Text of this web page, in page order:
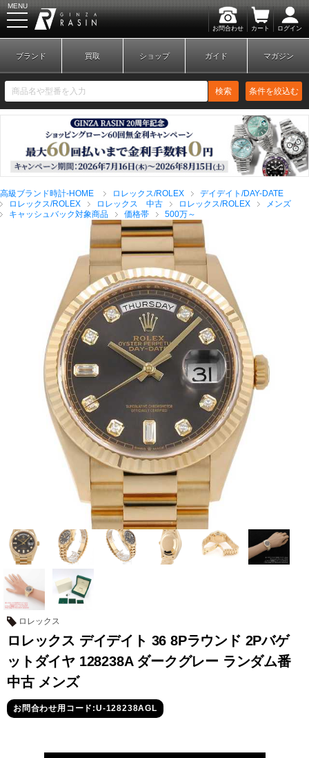
お問合わせ カート ログイン
MENU
新規会員登録 ログイン
ブランドから探す
全てのブランドを見
る
ロレックス
パテック
フィリップ
オーデマピゲ ウブロ カルティエ
グランド
セイコー
ブランド 買取 ショップ ガイド マガジン
検索 条件を絞込む
高級ブランド時計-HOME ロレックス/ROLEX
デイデイト/DAY-DATE
ロレックス/ROLEX
ロレックス 中古 ロレックス/ROLEX
メンズ
キャッシュバック対象商品
価格帯 500万～
ロレックス
ロレックス デイデイト 36 8Pラウンド 2Pバゲ
ットダイヤ 128238A ダークグレー ランダム番
中古 メンズ
お問合わせ用コード:U-128238AGL